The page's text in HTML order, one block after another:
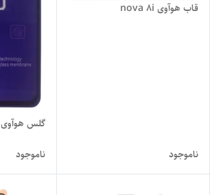
قاب هوآوی nova 8i
ناموجود
گلس هوآوی mate 10
ناموجود